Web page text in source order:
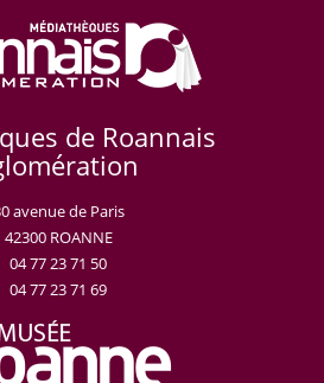
de Roannais
avenue de Paris
42300 ROANNE
04 77 23 71 50
04 77 23 71 69